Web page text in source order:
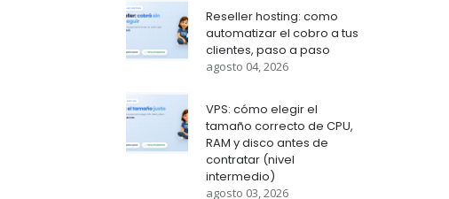
Reseller hosting: como
automatizar el cobro a tus
clientes, paso a paso
agosto 04, 2026
VPS: cómo elegir el
tamaño correcto de CPU,
RAM y disco antes de
contratar (nivel
intermedio)
agosto 03, 2026